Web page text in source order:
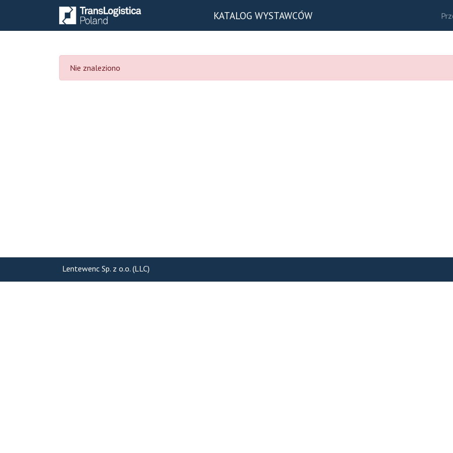
KATALOG WYSTAWCÓW
Nie znaleziono
Lentewenc Sp. z o.o. (LLC)